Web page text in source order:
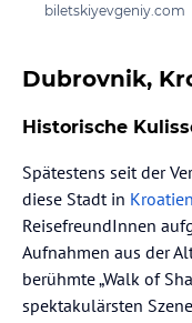
biletskiyevgeniy.com
Dubrovnik,
Historische
Spätestens seit der
diese Stadt in Kroatien
ReisefreundInnen
Aufnahmen aus der
berühmte „Walk of
spektakulärsten